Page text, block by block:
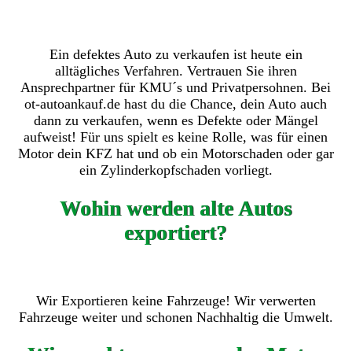
Ein defektes Auto zu verkaufen ist heute ein
alltägliches Verfahren. Vertrauen Sie ihren
Ansprechpartner für KMU´s und Privatpersohnen. Bei
ot-autoankauf.de hast du die Chance, dein Auto auch
dann zu verkaufen, wenn es Defekte oder Mängel
aufweist! Für uns spielt es keine Rolle, was für einen
Motor dein KFZ hat und ob ein Motorschaden oder gar
ein Zylinderkopfschaden vorliegt.
Wohin werden alte Autos
exportiert?
Wir Exportieren keine Fahrzeuge! Wir verwerten
Fahrzeuge weiter und schonen Nachhaltig die Umwelt.